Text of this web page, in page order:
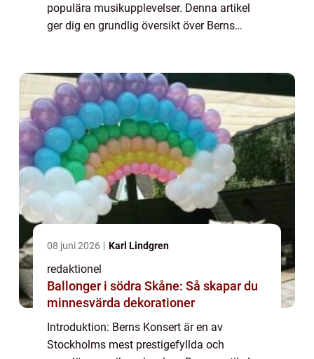
populära musikupplevelser. Denna artikel
ger dig en grundlig översikt över Berns
evenemang o...
08 juni 2026 Karl Lindgren
redaktionel
Ballonger i södra Skåne: Så skapar du
minnesvärda dekorationer
Introduktion: Berns Konsert är en av
Stockholms mest prestigefyllda och